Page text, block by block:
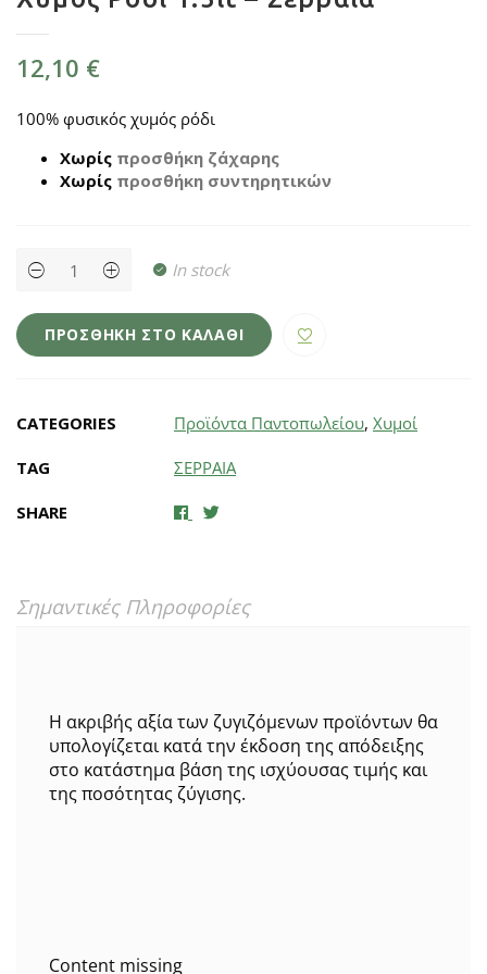
12,10 €
100% φυσικός χυμός ρόδι
Χωρίς προσθήκη ζάχαρης
Χωρίς προσθήκη συντηρητικών
Χυμός
Ρόδι
-
Σερραία
quantity
In stock
ΠΡΟΣΘΉΚΗ ΣΤΟ ΚΑΛΆΘΙ
CATEGORIES Προϊόντα Παντοπωλείου, Χυμοί
TAG ΣΕΡΡΑΙΑ
SHARE
Σημαντικές Πληροφορίες
Η ακριβής αξία των ζυγιζόμενων προϊόντων θα
υπολογίζεται κατά την έκδοση της απόδειξης
στο κατάστημα βάση της ισχύουσας τιμής και
της ποσότητας ζύγισης.
Content missing